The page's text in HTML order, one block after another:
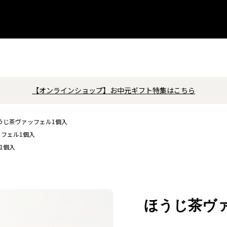
【オンラインショップ】お中元ギフト特集はこちら
じ茶ヴァッフェル1個入
ェル1個入
個入
ほうじ茶ヴ